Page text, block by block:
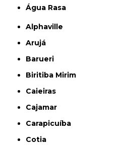
Água Rasa
Alphaville
Arujá
Barueri
Biritiba Mirim
Caieiras
Cajamar
Carapicuíba
Cotia